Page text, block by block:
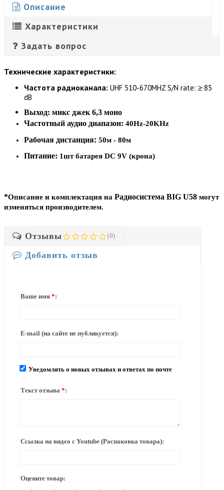
Описание
Характеристики
Задать вопрос
Технические характеристики:
Частота радиоканала: UHF 510-670MHZ S/N rate: ≥ 85
dB
Выход: микс джек 6,3 моно
Частотный аудио диапазон: 40Hz-20KHz
Рабочая дистанция: 50м - 80м
Питание: 1шт батарея DC 9V (крона)
*Описание и комплектация на Радиоcистема BIG U58 могут
изменяться производителем.
Отзывы (0)
Добавить отзыв
Ваше имя *:
E-mail (на сайте не публикуется):
Уведомлять о новых отзывах и ответах по почте
Текст отзыва *:
Ссылка на видео с Youtube (Распаковка товара):
Оцените товар: